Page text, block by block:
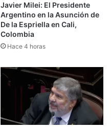
Javier Milei: El Presidente
Argentino en la Asunción de
De la Espriella en Cali,
Colombia
Hace 4 horas